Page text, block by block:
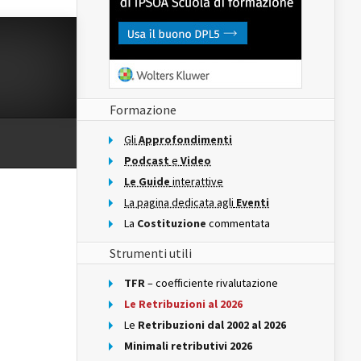
Formazione
Gli Approfondimenti
Podcast e Video
Le Guide interattive
La pagina dedicata agli Eventi
La Costituzione commentata
Strumenti utili
TFR– coefficiente rivalutazione
Le Retribuzioni al 2026
Le Retribuzioni dal 2002 al 2026
Minimali retributivi 2026